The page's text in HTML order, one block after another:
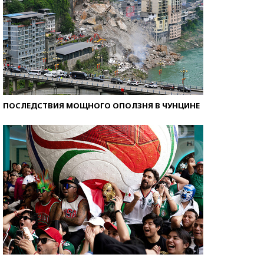
ПОСЛЕДСТВИЯ МОЩНОГО ОПОЛЗНЯ В ЧУНЦИНЕ